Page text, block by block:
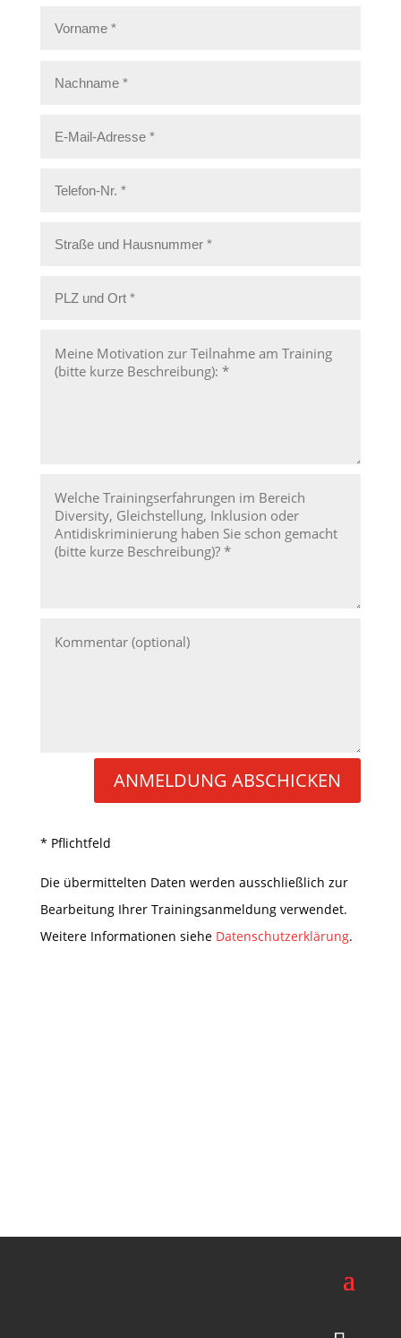
ANMELDUNG ABSCHICKEN
* Pflichtfeld
Die übermittelten Daten werden ausschließlich zur
Bearbeitung Ihrer Trainingsanmeldung verwendet.
Weitere Informationen siehe Datenschutzerklärung.